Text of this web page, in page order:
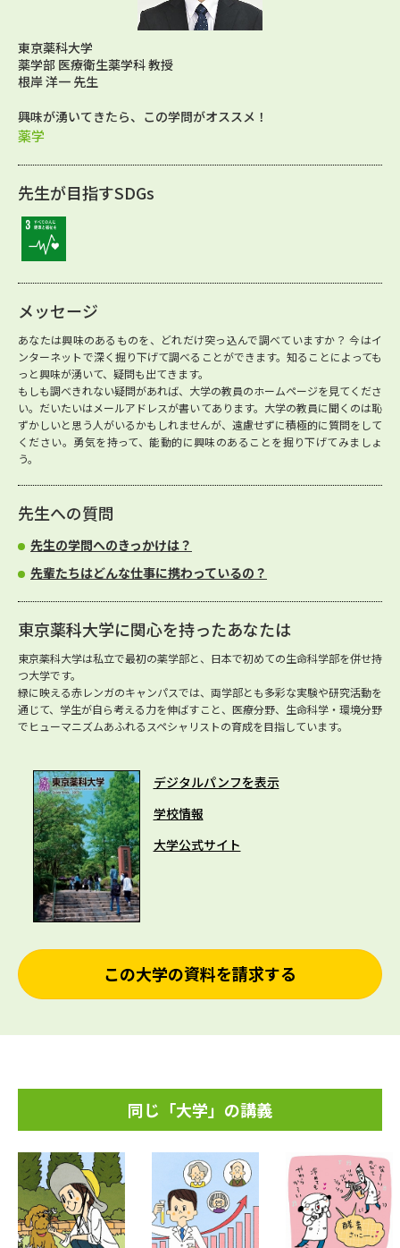
東京薬科大学
薬学部 医療衛生薬学科 教授
根岸 洋一 先生
興味が湧いてきたら、この学問がオススメ！
薬学
先生が目指すSDGs
メッセージ
あなたは興味のあるものを、どれだけ突っ込んで調べていますか？ 今はイ
ンターネットで深く掘り下げて調べることができます。知ることによっても
っと興味が湧いて、疑問も出てきます。
もしも調べきれない疑問があれば、大学の教員のホームページを見てくださ
い。だいたいはメールアドレスが書いてあります。大学の教員に聞くのは恥
ずかしいと思う人がいるかもしれませんが、遠慮せずに積極的に質問をして
ください。勇気を持って、能動的に興味のあることを掘り下げてみましょ
う。
先生への質問
先生の学問へのきっかけは？
先輩たちはどんな仕事に携わっているの？
東京薬科大学に関心を持ったあなたは
東京薬科大学は私立で最初の薬学部と、日本で初めての生命科学部を併せ持
つ大学です。
緑に映える赤レンガのキャンパスでは、両学部とも多彩な実験や研究活動を
通じて、学生が自ら考える力を伸ばすこと、医療分野、生命科学・環境分野
でヒューマニズムあふれるスペシャリストの育成を目指しています。
デジタルパンフを表示
学校情報
大学公式サイト
この大学の資料を請求する
同じ「大学」の講義